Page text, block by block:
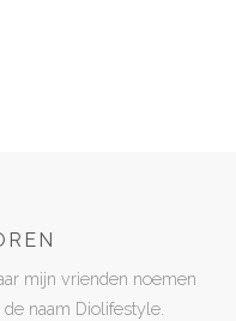
mijn vrienden noemen
naam Diolifestyle.